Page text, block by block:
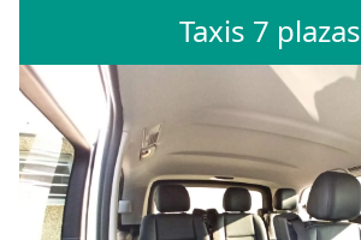
Taxis 7 plazas